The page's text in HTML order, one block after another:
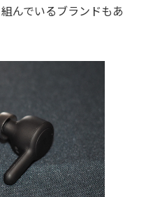
んでいるブランドもあ